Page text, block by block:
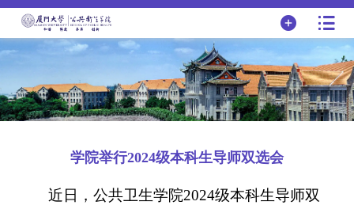
​学院举行2024级本科生导师双选会
近日，公共卫生学院2024级本科生导师双